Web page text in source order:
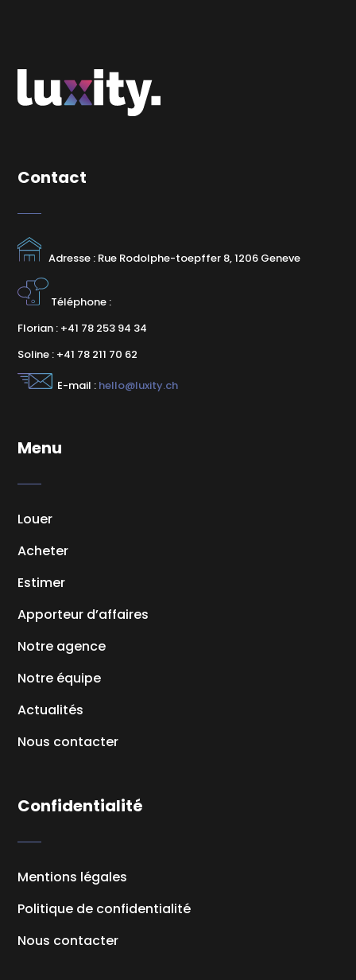
Contact
Adresse : Rue Rodolphe-toepffer 8, 1206 Geneve
Téléphone :
Florian : +41 78 253 94 34
Soline : +41 78 211 70 62
E-mail : hello@luxity.ch
Menu
Louer
Acheter
Estimer
Apporteur d’affaires
Notre agence
Notre équipe
Actualités
Nous contacter
Confidentialité
Mentions légales
Politique de confidentialité
Nous contacter